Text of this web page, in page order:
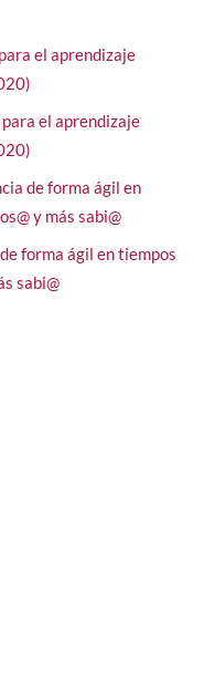
el aprendizaje
el aprendizaje
de forma ágil en
y más sabi@
forma ágil en tiempos
sabi@